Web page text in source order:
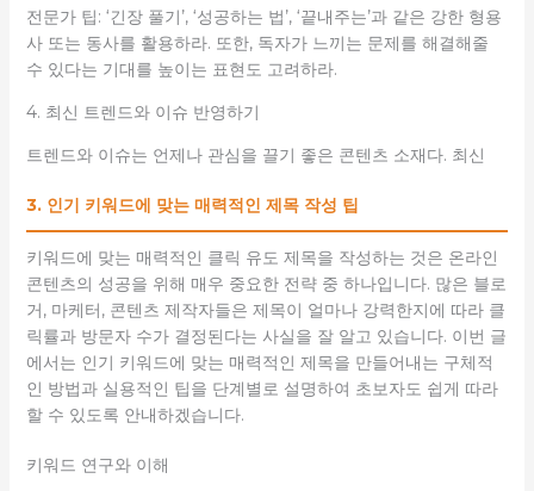
전문가 팁: ‘긴장 풀기’, ‘성공하는 법’, ‘끝내주는’과 같은 강한 형용
사 또는 동사를 활용하라. 또한, 독자가 느끼는 문제를 해결해줄
수 있다는 기대를 높이는 표현도 고려하라.
4. 최신 트렌드와 이슈 반영하기
트렌드와 이슈는 언제나 관심을 끌기 좋은 콘텐츠 소재다. 최신
3. 인기 키워드에 맞는 매력적인 제목 작성 팁
키워드에 맞는 매력적인 클릭 유도 제목을 작성하는 것은 온라인
콘텐츠의 성공을 위해 매우 중요한 전략 중 하나입니다. 많은 블로
거, 마케터, 콘텐츠 제작자들은 제목이 얼마나 강력한지에 따라 클
릭률과 방문자 수가 결정된다는 사실을 잘 알고 있습니다. 이번 글
에서는 인기 키워드에 맞는 매력적인 제목을 만들어내는 구체적
인 방법과 실용적인 팁을 단계별로 설명하여 초보자도 쉽게 따라
할 수 있도록 안내하겠습니다.
키워드 연구와 이해